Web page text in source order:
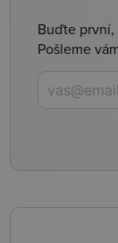
Buďte
Pošleme